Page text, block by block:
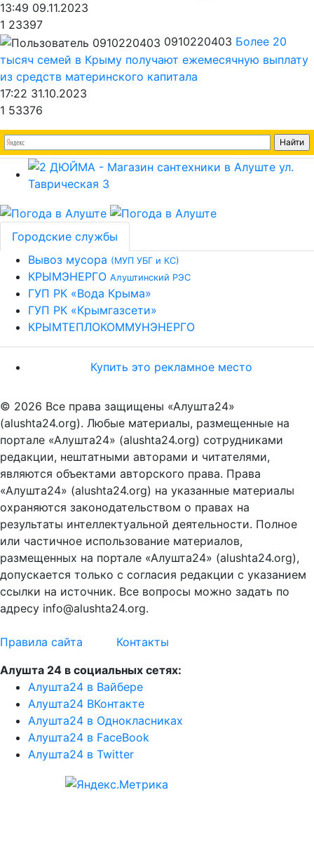
13:49 09.11.2023
1 23397
0910220403 Более 20
тысяч семей в Крыму получают ежемесячную выплату
из средств материнского капитала
17:22 31.10.2023
1 53376
Городские службы
Вывоз мусора (МУП УБГ и КС)
КРЫМЭНЕРГО Алуштинский РЭС
ГУП РК «Вода Крыма»
ГУП РК «Крымгазсети»
КРЫМТЕПЛОКОММУНЭНЕРГО
Купить это рекламное место
© 2026 Все права защищены «Алушта24»
(alushta24.org). Любые материалы, размещенные на
портале «Алушта24» (alushta24.org) сотрудниками
редакции, нештатными авторами и читателями,
являются объектами авторского права. Права
«Алушта24» (alushta24.org) на указанные материалы
охраняются законодательством о правах на
результаты интеллектуальной деятельности. Полное
или частичное использование материалов,
размещенных на портале «Алушта24» (alushta24.org),
допускается только с согласия редакции с указанием
ссылки на источник. Все вопросы можно задать по
адресу info@alushta24.org.
Правила сайта
Контакты
Алушта 24 в социальных сетях:
Алушта24 в Вайбере
Алушта24 ВКонтакте
Алушта24 в Однокласниках
Алушта24 в FaceBook
Алушта24 в Twitter